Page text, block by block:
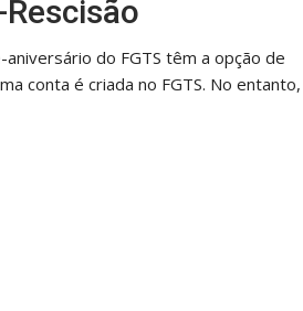
do FGTS têm a opção de
conta é criada no FGTS. No entanto,